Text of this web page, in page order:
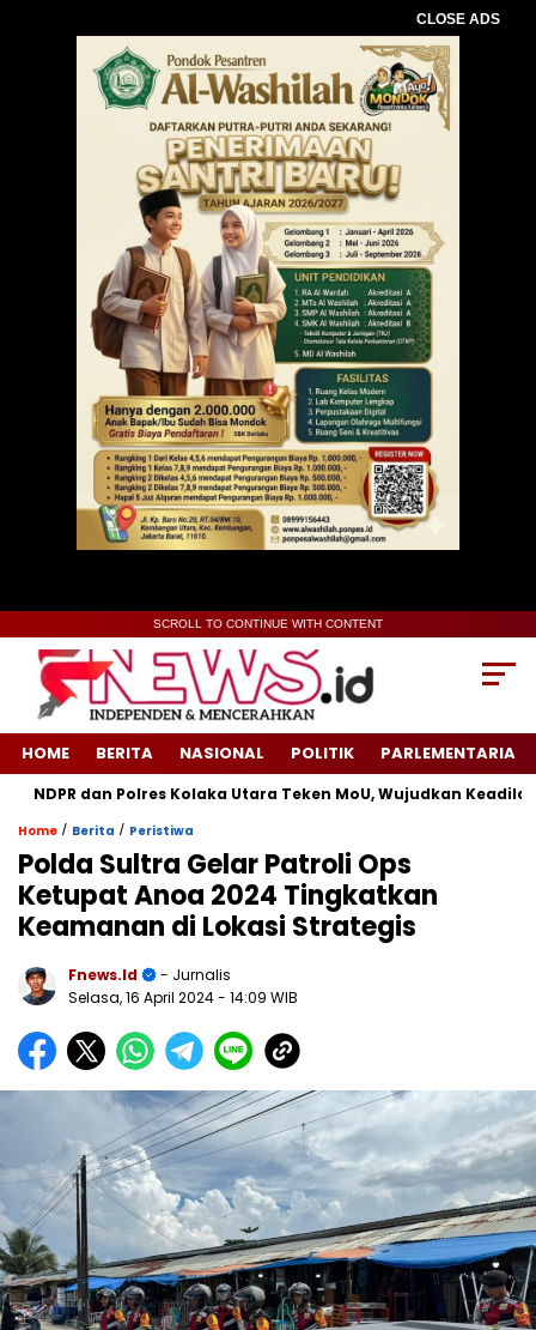
CLOSE ADS
SCROLL TO CONTINUE WITH CONTENT
HOME BERITA NASIONAL POLITIK PARLEMENTARIA
dan Polres Kolaka Utara Teken MoU, Wujudkan Keadilan
Home / Berita / Peristiwa
Polda Sultra Gelar Patroli Ops
Ketupat Anoa 2024 Tingkatkan
Keamanan di Lokasi Strategis
Fnews.id
- Jurnalis
Selasa, 16 April 2024- 14:09 WIB